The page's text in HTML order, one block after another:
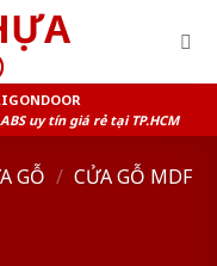
uy tín giá rẻ tại TP.HCM
GỖ / CỬA GỖ MDF